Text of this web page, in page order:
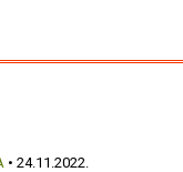
• 24.11.2022.